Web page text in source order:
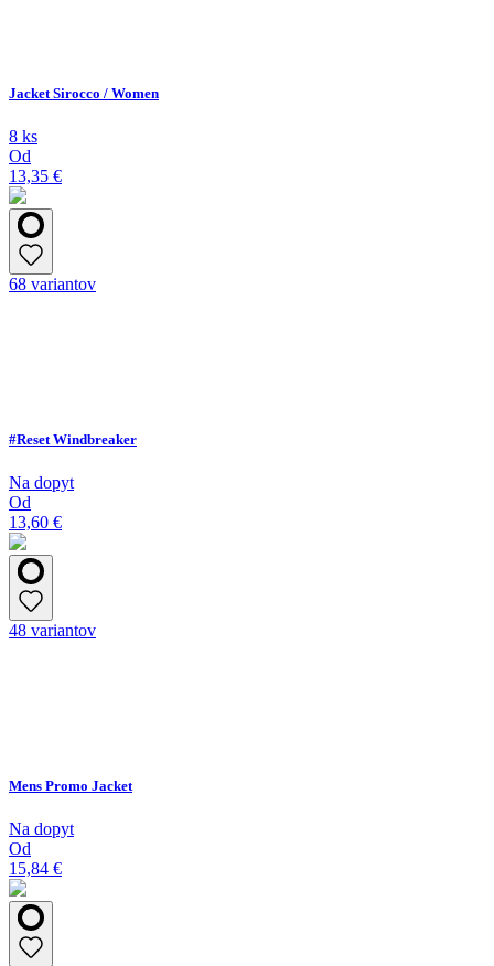
Jacket Sirocco / Women
8 ks
Od
13,35 €
68 variantov
#Reset Windbreaker
Na dopyt
Od
13,60 €
48 variantov
Mens Promo Jacket
Na dopyt
Od
15,84 €